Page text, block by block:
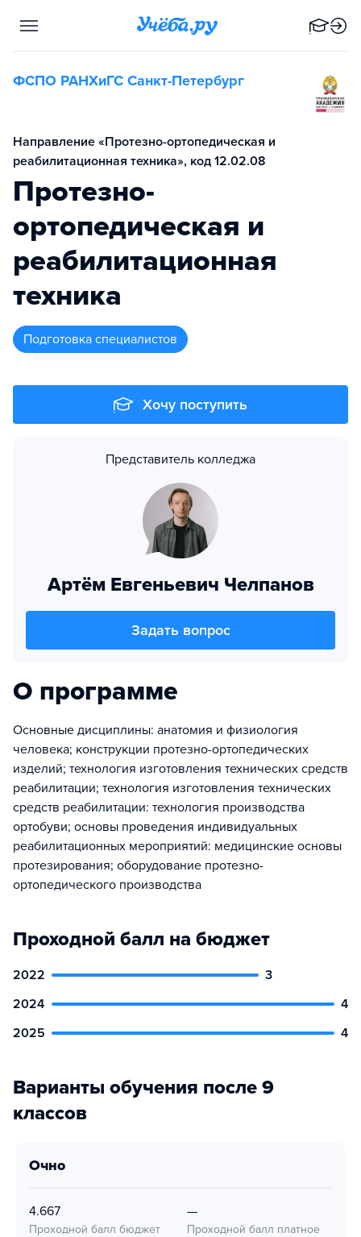
ФСПО РАНХиГС Санкт-Петербург
Направление «Протезно-ортопедическая и
реабилитационная техника», код 12.02.08
Протезно-
ортопедическая и
реабилитационная
техника
подготовка специалистов
Хочу поступить
Представитель колледжа
Артём Евгеньевич Челпанов
Задать вопрос
О программе
Основные дисциплины: анатомия и физиология
человека; конструкции протезно-ортопедических
изделий; технология изготовления технических средств
реабилитации; технология изготовления технических
средств реабилитации: технология производства
ортобуви; основы проведения индивидуальных
реабилитационных мероприятий: медицинские основы
протезирования; оборудование протезно-
ортопедического производства
Проходной балл на бюджет
2022
3
2024
4
2025
4
Варианты обучения после 9
классов
очно
4.667
Проходной балл бюджет
—
Проходной балл платное